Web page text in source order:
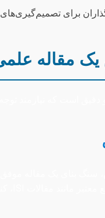
برای تصمیم‌گیری‌های
مقاله